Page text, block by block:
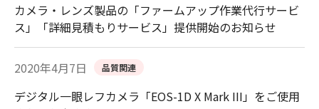
カメラ・レンズ製品の「ファームアップ作業代行サービ
ス」「詳細見積もりサービス」提供開始のお知らせ
2020年4月7日 品質関連
デジタル一眼レフカメラ「EOS-1D X Mark III」をご使用